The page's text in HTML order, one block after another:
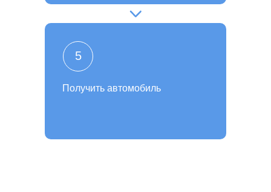
Получить автомобиль
5